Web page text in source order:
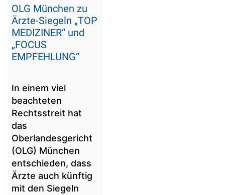
OLG München zu
Ärzte-Siegeln „TOP
MEDIZINER“ und
„FOCUS
EMPFEHLUNG“
In einem viel
beachteten
Rechtsstreit hat
das
Oberlandesgericht
(OLG) München
entschieden, dass
Ärzte auch künftig
mit den Siegeln